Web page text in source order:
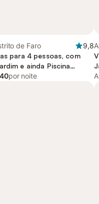
de Faro
9,8
para 4 pessoas, com
e ainda Piscina
por noite